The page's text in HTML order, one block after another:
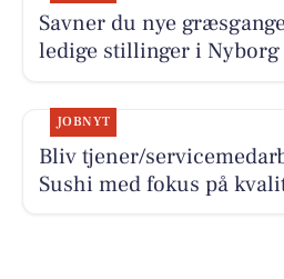
Savner du nye
ledige stillinger i Nyborg
JOBNYT
Bliv tjener/
Sushi med fokus på